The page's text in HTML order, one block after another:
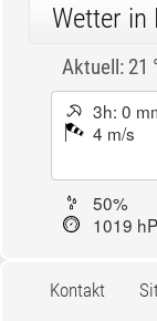
Wetter in
Aktuell: 21
3h: 0
4 m/s
50%
1019
Kontakt